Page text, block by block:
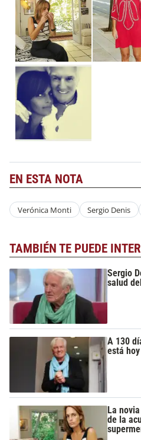
EN ESTA NOTA
Verónica Monti Sergio Denis
TAMBIÉN TE PUEDE
Sergio
salud
A 130
está
La
de la